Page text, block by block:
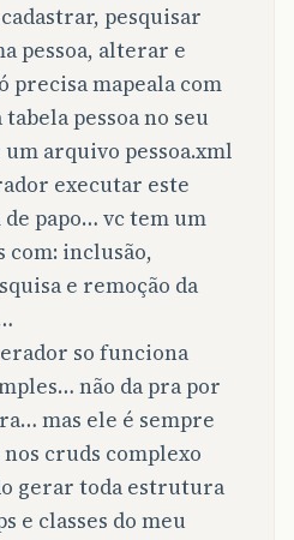
pesquisar
pessoa, alterar e
precisa mapeala com
pessoa no seu
arquivo pessoa.xml
executar este
papo… vc tem um
com: inclusão,
e remoção da
so funciona
não da pra por
mas ele é sempre
cruds complexo
gerar toda estrutura
e classes do meu